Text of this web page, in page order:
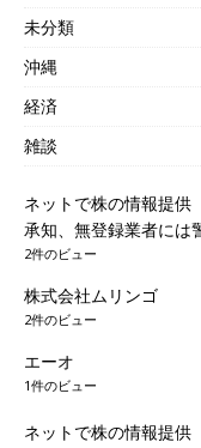
未分類
沖縄
経済
雑談
ネットで株の情報提
承知、無登録業者には
2件のビュー
株式会社ムリンゴ
2件のビュー
エーオ
1件のビュー
ネットで株の情報提